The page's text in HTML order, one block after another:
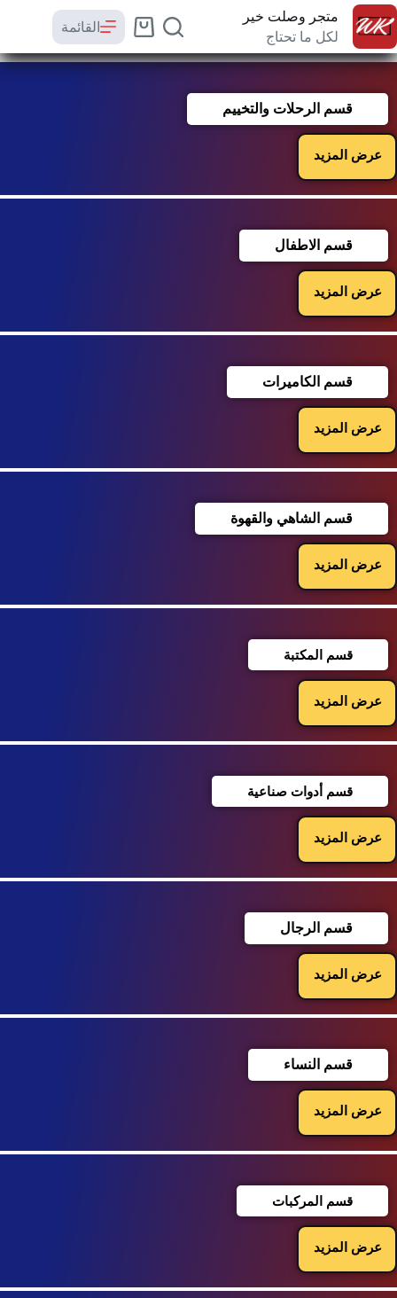
متجر وصلت خير
لكل ما تحتاج
القائمة
قسم الرحلات والتخييم
عرض المزيد
قسم الاطفال
عرض المزيد
قسم الكاميرات
عرض المزيد
قسم الشاهي والقهوة
عرض المزيد
قسم المكتبة
عرض المزيد
قسم أدوات صناعية
عرض المزيد
قسم الرجال
عرض المزيد
قسم النساء
عرض المزيد
قسم المركبات
عرض المزيد